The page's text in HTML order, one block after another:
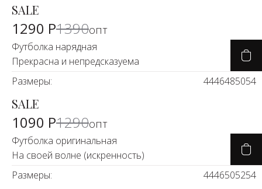
-8%
SALE
1290 Р1390опт
Футболка нарядная
Прекрасна и непредсказуема
Размеры:
4446485054
-14%
SALE
1090 Р1290опт
Футболка оригинальная
На своей волне (искренность)
Размеры:
4446505254